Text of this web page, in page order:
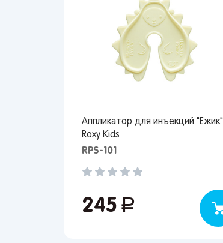
Аппликатор для инъекций "Ежик"
Roxy Kids
RPS-101
245руб.